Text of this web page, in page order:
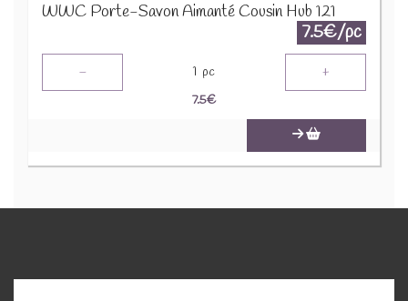
WWC Porte-Savon Aimanté Cousin Hub 121
7.5€/pc
- 1 pc +
7.5€